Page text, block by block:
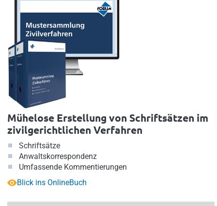
Mühelose Erstellung von Schriftsätzen im
zivilgerichtlichen Verfahren
Schriftsätze
Anwaltskorrespondenz
Umfassende Kommentierungen
Blick ins OnlineBuch